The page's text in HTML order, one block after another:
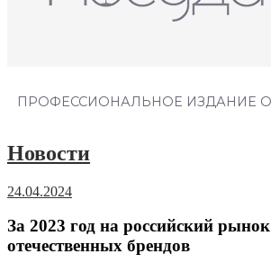
ПРОФЕССИОНАЛЬНОЕ ИЗДАНИЕ
Новости
24.04.2024
За 2023 год на российский
отечественных брендов